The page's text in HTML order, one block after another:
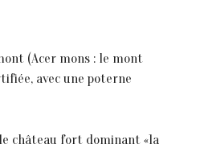
(Acer mons : le mont
avec une poterne
château fort dominant «1a